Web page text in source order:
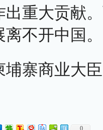
出重大贡献
不开中国。
寨商业大
0